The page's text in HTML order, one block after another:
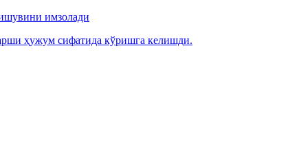
имзолади
ҳужум сифатида кўришга келишди.